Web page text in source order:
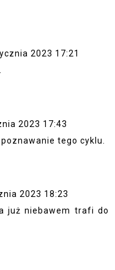
2023 17:21
2023 17:43
tego cyklu.
2023 18:23
już niebawem trafi do